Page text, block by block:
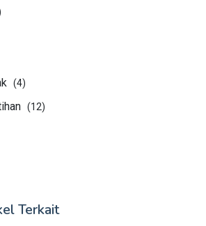
(4)
(12)
Terkait